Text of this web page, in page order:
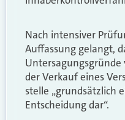
Nach intensiver
Auffassung gelangt,
Untersagungsgründe
der Verkauf eines
stelle „grundsätzlich
Entscheidung dar“.